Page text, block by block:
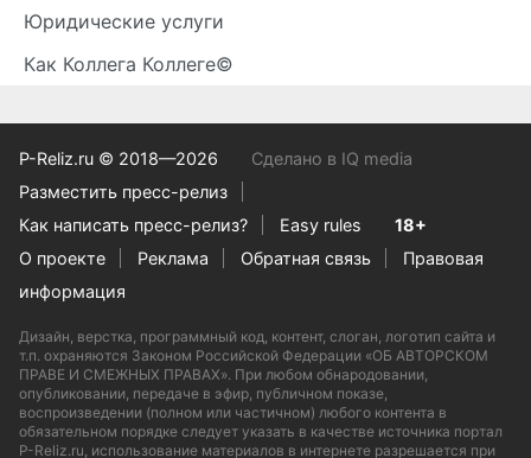
Юридические услуги
Как Коллега Коллеге©
P-Reliz.ru © 2018—2026
Сделано в IQ media
Разместить пресс-релиз
Как написать пресс-релиз?
Easy rules
18+
О проекте
Реклама Обратная связь
Правовая
информация
Дизайн, верстка, программный код, контент, слоган, логотип сайта и
т.п. охраняются Законом Российской Федерации «ОБ АВТОРСКОМ
ПРАВЕ И СМЕЖНЫХ ПРАВАХ». При любом обнародовании,
опубликовании, передаче в эфир, публичном показе,
воспроизведении (полном или частичном) любого контента в
обязательном порядке следует указать в качестве источника портал
P-Reliz.ru, использование материалов в интернете разрешается при